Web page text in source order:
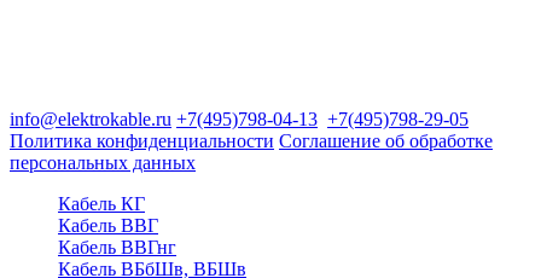
info@elektrokable.ru +7(495)798-04-13 +7(495)798-29-05
Политика конфиденциальности Соглашение об обработке
персональных данных
Кабель КГ
Кабель ВВГ
Кабель ВВГнг
Кабель ВБбШв, ВБШв